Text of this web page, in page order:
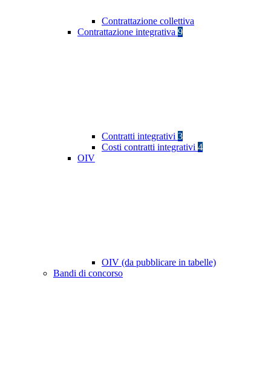
Contrattazione collettiva
Contrattazione integrativa 9
Contratti integrativi 3
Costi contratti integrativi 4
OIV
OIV (da pubblicare in tabelle)
Bandi di concorso